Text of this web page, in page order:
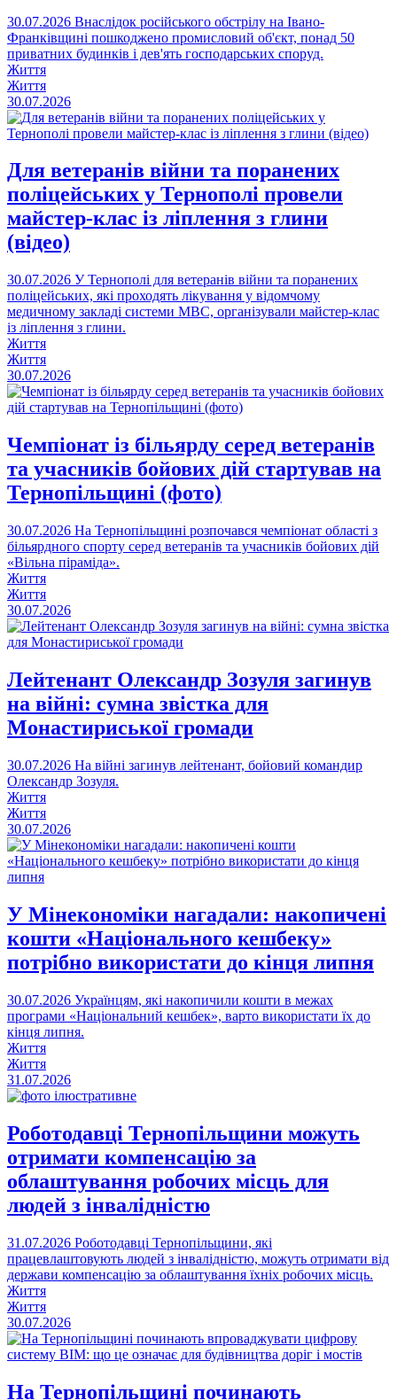
30.07.2026 Внаслідок російського обстрілу на Івано-
Франківщині пошкоджено промисловий об'єкт, понад 50
приватних будинків і дев'ять господарських споруд.
Життя
Життя
30.07.2026
Для ветеранів війни та поранених
поліцейських у Тернополі провели
майстер-клас із ліплення з глини
(відео)
30.07.2026 У Тернополі для ветеранів війни та поранених
поліцейських, які проходять лікування у відомчому
медичному закладі системи МВС, організували майстер-клас
із ліплення з глини.
Життя
Життя
30.07.2026
Чемпіонат із більярду серед ветеранів
та учасників бойових дій стартував на
Тернопільщині (фото)
30.07.2026 На Тернопільщині розпочався чемпіонат області з
більярдного спорту серед ветеранів та учасників бойових дій
«Вільна піраміда».
Життя
Життя
30.07.2026
Лейтенант Олександр Зозуля загинув
на війні: сумна звістка для
Монастириської громади
30.07.2026 На війні загинув лейтенант, бойовий командир
Олександр Зозуля.
Життя
Життя
30.07.2026
У Мінекономіки нагадали: накопичені
кошти «Національного кешбеку»
потрібно використати до кінця липня
30.07.2026 Українцям, які накопичили кошти в межах
програми «Національний кешбек», варто використати їх до
кінця липня.
Життя
Життя
31.07.2026
Роботодавці Тернопільщини можуть
отримати компенсацію за
облаштування робочих місць для
людей з інвалідністю
31.07.2026 Роботодавці Тернопільщини, які
працевлаштовують людей з інвалідністю, можуть отримати від
держави компенсацію за облаштування їхніх робочих місць.
Життя
Життя
30.07.2026
На Тернопільщині починають